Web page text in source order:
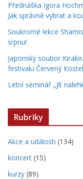
Přednáška Igora
Jak správně vybrat a
Soukromé lekce
srpnu!
Japonský soubor
festivalu Červený
Letní seminář „Jít
Rubriky
Akce a události (134)
koncert (15)
kurzy (89)